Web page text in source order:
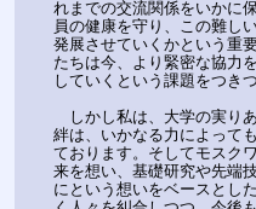
れまでの交流関係をいかに
員の健康を守り、この難し
発展させていくかという重
たちは今、より緊密な協力
していくという課題をつき
しかし私は、大学の実り
絆は、いかなる力によって
ております。そしてモスク
来を想い、基礎研究や先端
にという想いをベースとし